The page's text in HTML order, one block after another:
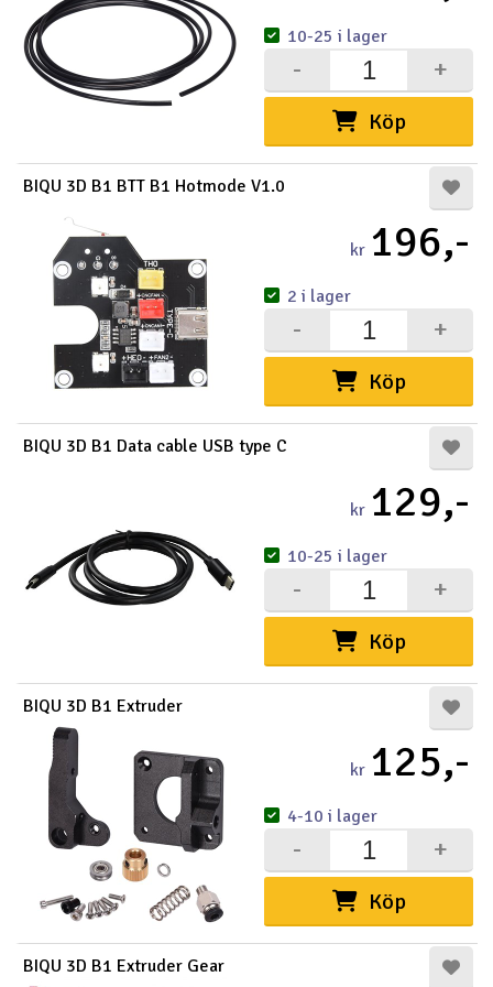
Köp
+
-
10-25 i lager
BIQU 3D B1 BTT B1 Hotmode V1.0
kr 196,-
Köp
+
-
2 i lager
BIQU 3D B1 Data cable USB type C
kr 129,-
Köp
+
-
10-25 i lager
BIQU 3D B1 Extruder
kr 125,-
Köp
+
-
4-10 i lager
BIQU 3D B1 Extruder Gear